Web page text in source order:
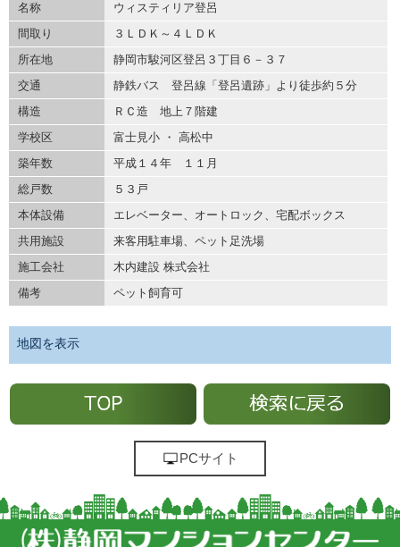
名称
ウィスティリア登呂
間取り
３ＬＤＫ～４ＬＤＫ
所在地
静岡市駿河区登呂３丁目６－３７
交通
静鉄バス 登呂線「登呂遺跡」より徒歩約５分
構造
ＲＣ造 地上７階建
学校区
富士見小 ・ 高松中
築年数
平成１４年 １１月
総戸数
５３戸
本体設備
エレベーター、オートロック、宅配ボックス
共用施設
来客用駐車場、ペット足洗場
施工会社
木内建設 株式会社
備考
ペット飼育可
地図を表示
PCサイト